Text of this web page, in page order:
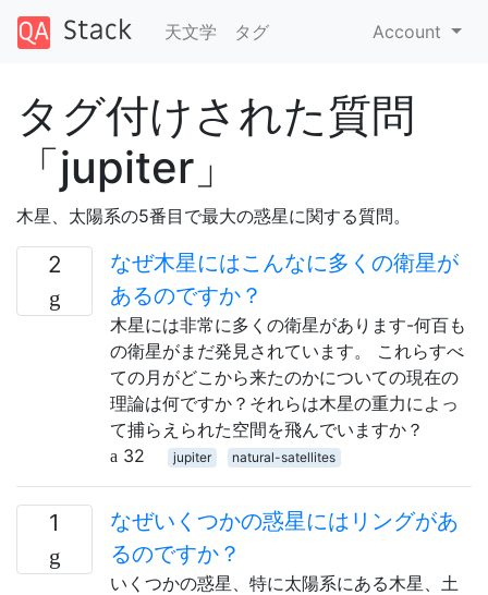
天文学 タグ Account
タグ付けされた質問
「jupiter」
木星、太陽系の5番目で最大の惑星に関する質問。
2
なぜ木星にはこんなに多くの衛星が
あるのですか？
木星には非常に多くの衛星があります-何百も
の衛星がまだ発見されています。 これらすべ
ての月がどこから来たのかについての現在の
理論は何ですか？それらは木星の重力によっ
て捕らえられた空間を飛んでいますか？
32
jupiter natural-satellites
1
なぜいくつかの惑星にはリングがあ
るのですか？
いくつかの惑星、特に太陽系にある木星、土